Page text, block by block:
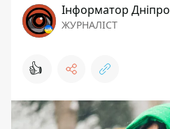
Інформатор Дніпро
ЖУРНАЛІСТ
👍